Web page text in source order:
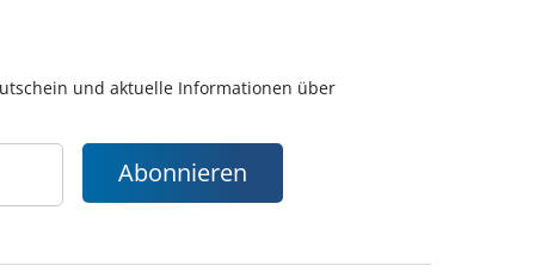
und aktuelle Informationen über
Abonnieren